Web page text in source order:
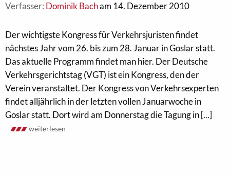
Verfasser: Dominik Bacham 14. Dezember 2010
Der wichtigste Kongress für Verkehrsjuristen findet
nächstes Jahr vom 26. bis zum 28. Januar in Goslar statt.
Das aktuelle Programm findet man hier. Der Deutsche
Verkehrsgerichtstag (VGT) ist ein Kongress, den der
Verein veranstaltet. Der Kongress von Verkehrsexperten
findet alljährlich in der letzten vollen Januarwoche in
Goslar statt. Dort wird am Donnerstag die Tagung in [...]
weiterlesen